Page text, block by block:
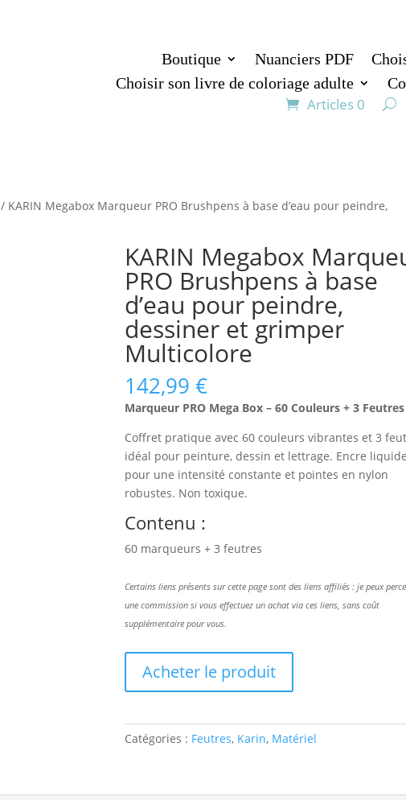
Boutique Nuanciers PDF
Choisir son livre de coloriage adulte
Articles 0
/ KARIN Megabox Marqueur PRO Brushpens à base d’eau pour peindre,
KARIN Megabox
PRO Brushpens à base
d’eau pour peindre,
dessiner et grimper
Multicolore
142,99€
Marqueur PRO Mega Box – 60 Couleurs + 3 Feutres
Coffret pratique avec 60 couleurs vibrantes et 3
idéal pour peinture, dessin et lettrage. Encre
pour une intensité constante et pointes en nylon
robustes. Non toxique.
Contenu :
60 marqueurs + 3 feutres
Certains liens présents sur cette page sont des liens affiliés : je peux
une commission si vous effectuez un achat via ces liens, sans coût
supplémentaire pour vous.
Acheter le produit
Catégories : Feutres, Karin, Matériel